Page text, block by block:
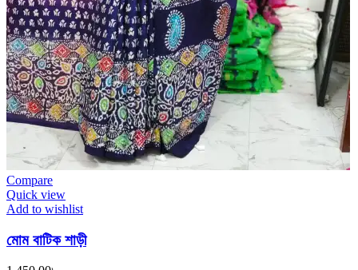
Compare
Quick view
Add to wishlist
মোম বাটিক শাড়ী